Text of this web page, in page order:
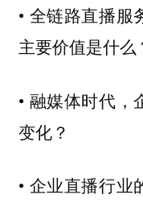
• 全链路直播服
主要价值是什么
• 融媒体时代
变化？
• 企业直播行